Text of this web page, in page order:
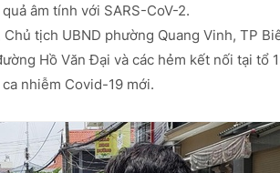
âm tính với SARS-CoV-2.
tịch UBND phường Quang Vinh, TP
Hồ Văn Đại và các hẻm kết nối tại tổ
nhiễm Covid-19 mới.